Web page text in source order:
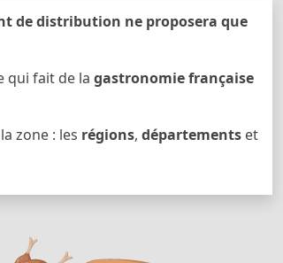
de distribution ne proposera que
qui fait de la gastronomie française
zone : les régions, départements et